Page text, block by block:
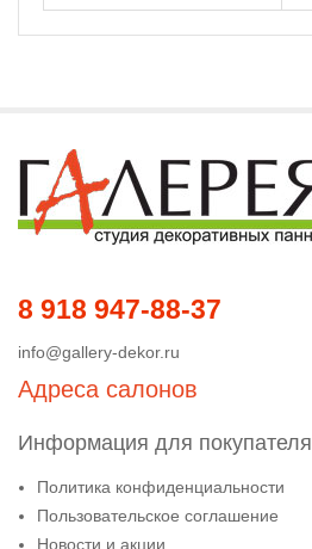
8 918 947-88-37
info@gallery-dekor.ru
Адреса салонов
Информация для покупателя
Политика конфиденциальности
Пользовательское соглашение
Новости и акции